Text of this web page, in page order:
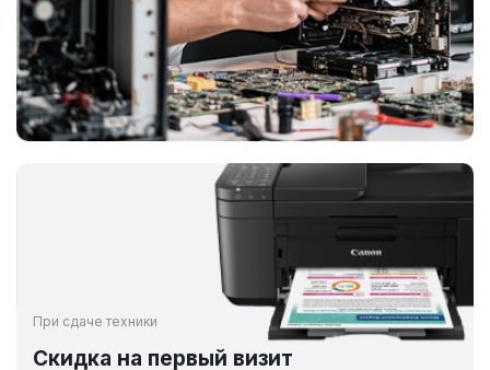
При сдаче техники
Скидка на первый визит